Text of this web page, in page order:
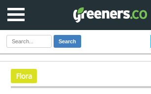
Search
Flora